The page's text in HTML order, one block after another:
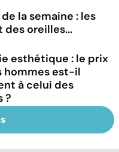
la semaine : les
des oreilles...
esthétique : le prix
hommes est-il
à celui des
?